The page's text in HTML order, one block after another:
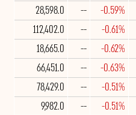
-0.59%
--
28,598.0
-0.61%
--
112,402.0
-0.62%
--
18,665.0
-0.63%
--
66,451.0
-0.51%
--
78,429.0
-0.51%
--
9,982.0